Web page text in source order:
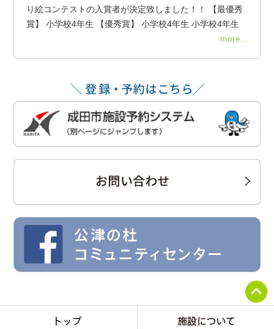
り絵コンテストの入賞者が決定致しました！！ 【最優秀
賞】 小学校4年生 【優秀賞】 小学校4年生 小学校4年生
more...